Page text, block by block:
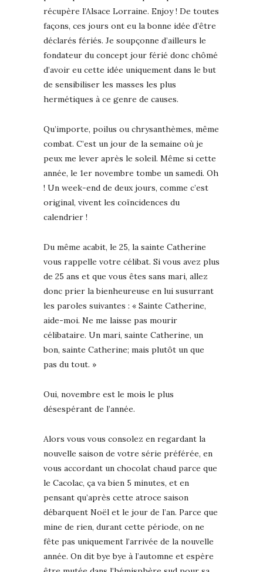
récupère l’Alsace Lorraine. Enjoy ! De toutes
façons, ces jours ont eu la bonne idée d’être
déclarés fériés. Je soupçonne d’ailleurs le
fondateur du concept jour férié donc chômé
d’avoir eu cette idée uniquement dans le but
de sensibiliser les masses les plus
hermétiques à ce genre de causes.
Qu’importe, poilus ou chrysanthèmes, même
combat. C’est un jour de la semaine où je
peux me lever après le soleil. Même si cette
année, le 1er novembre tombe un samedi. Oh
! Un week-end de deux jours, comme c’est
original, vivent les coïncidences du
calendrier !
Du même acabit, le 25, la sainte Catherine
vous rappelle votre célibat. Si vous avez plus
de 25 ans et que vous êtes sans mari, allez
donc prier la bienheureuse en lui susurrant
les paroles suivantes : « Sainte Catherine,
aide-moi. Ne me laisse pas mourir
célibataire. Un mari, sainte Catherine, un
bon, sainte Catherine; mais plutôt un que
pas du tout. »
Oui, novembre est le mois le plus
désespérant de l’année.
Alors vous vous consolez en regardant la
nouvelle saison de votre série préférée, en
vous accordant un chocolat chaud parce que
le Cacolac, ça va bien 5 minutes, et en
pensant qu’après cette atroce saison
débarquent Noël et le jour de l’an. Parce que
mine de rien, durant cette période, on ne
fête pas uniquement l’arrivée de la nouvelle
année. On dit bye bye à l’automne et espère